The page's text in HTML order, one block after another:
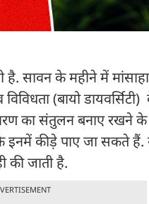
सावन के महीने में
(बायो
का संतुलन बनाए रखने
इनमें कीड़े पाए जा सकते
की जाती है.